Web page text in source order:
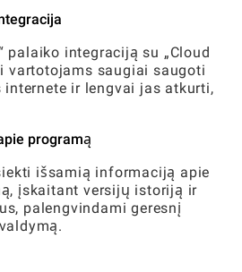
palaiko integraciją su „Cloud
vartotojams saugiai saugoti
ir lengvai jas atkurti,
programą
išsamią informaciją apie
įskaitant versijų istoriją ir
palengvindami geresnį